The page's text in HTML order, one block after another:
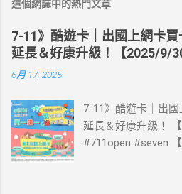
這個網誌中的熱門文章
7-11》酷遊卡｜出國上網卡
延長＆好康升級！【2025/9/
6月 17, 2025
7-11》酷遊卡｜出
延長＆好康升級！
#711open #seven
國上網卡 方便、快